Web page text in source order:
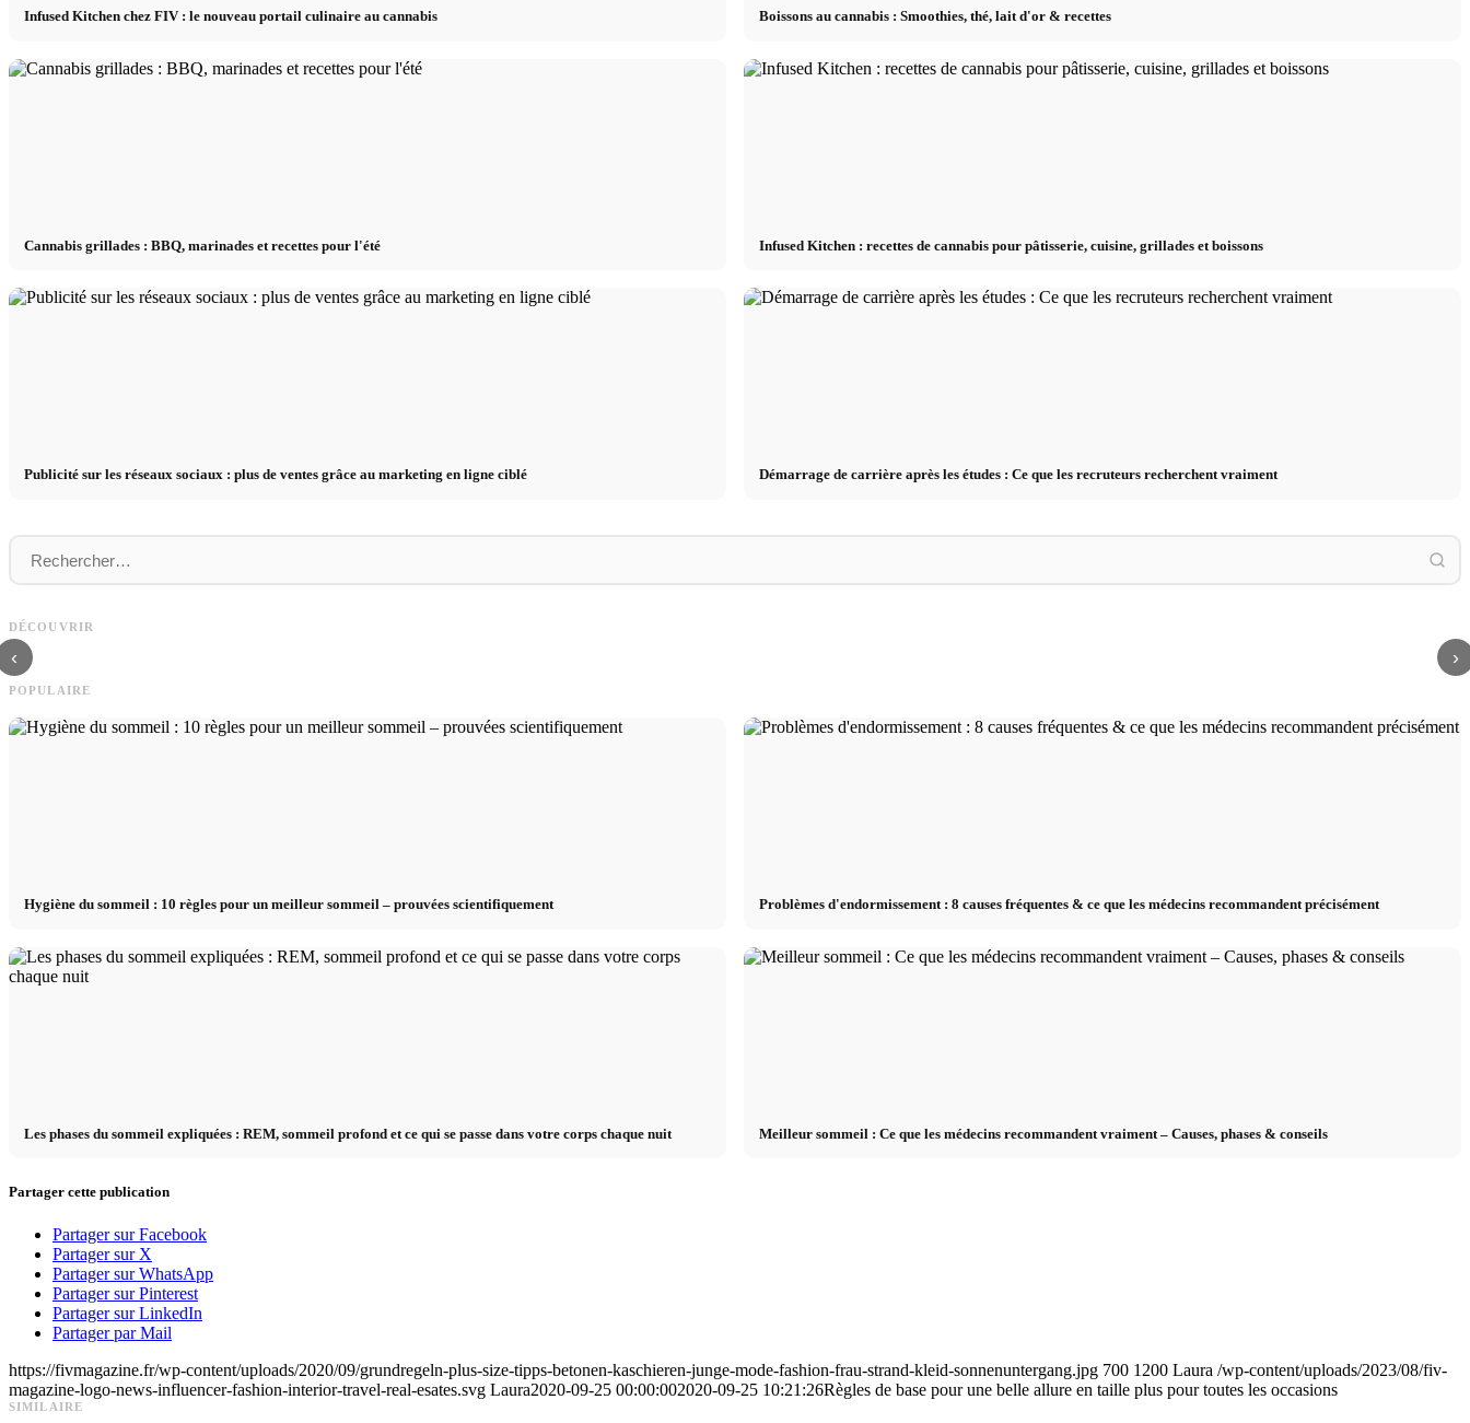
Infused Kitchen chez FIV : le nouveau portail culinaire au cannabis Boissons au cannabis : Smoothies, thé, lait d'or & recettes
Cannabis grillades : BBQ, marinades et recettes pour l'été Infused Kitchen : recettes de cannabis pour pâtisserie, cuisine, grillades et boissons
Publicité sur les réseaux sociaux : plus de ventes grâce au marketing en ligne ciblé Démarrage de carrière après les études : Ce que les recruteurs recherchent vraiment
DÉCOUVRIR
‹
Spartipps
›
POPULAIRE
Hygiène du sommeil : 10 règles pour un meilleur sommeil – prouvées scientifiquement Problèmes d'endormissement : 8 causes fréquentes & ce que les médecins recommandent précisément
Les phases du sommeil expliquées : REM, sommeil profond et ce qui se passe dans votre corps chaque nuit Meilleur sommeil : Ce que les médecins recommandent vraiment – Causes, phases & conseils
Partager cette publication
Partager sur Facebook
Partager sur X
Partager sur WhatsApp
Partager sur Pinterest
Partager sur LinkedIn
Partager par Mail
https://fivmagazine.fr/wp-content/uploads/2020/09/grundregeln-plus-size-tipps-betonen-kaschieren-junge-mode-fashion-frau-strand-kleid-sonnenuntergang.jpg 700 1200 Laura /wp-content/uploads/2023/08/fiv-
magazine-logo-news-influencer-fashion-interior-travel-real-esates.svg Laura2020-09-25 00:00:002020-09-25 10:21:26Règles de base pour une belle allure en taille plus pour toutes les occasions
SIMILAIRE